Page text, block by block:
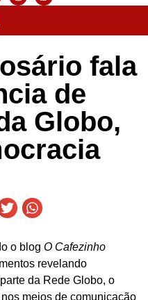
fala
de
Globo,
o blog O Cafezinho
revelando
da Rede Globo, o
meios de comunicação